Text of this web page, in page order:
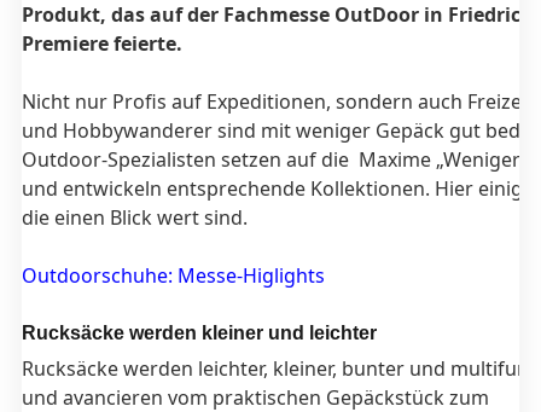
Produkt, das auf der Fachmesse OutDoor in
Premiere feierte.
Nicht nur Profis auf Expeditionen, sondern auch
und Hobbywanderer sind mit weniger Gepäck gut
Outdoor-Spezialisten setzen auf die Maxime „Weniger
und entwickeln entsprechende Kollektionen. Hier einige
die einen Blick wert sind.
Outdoorschuhe: Messe-Higlights
Rucksäcke werden kleiner und leichter
Rucksäcke werden leichter, kleiner, bunter und
und avancieren vom praktischen Gepäckstück zum